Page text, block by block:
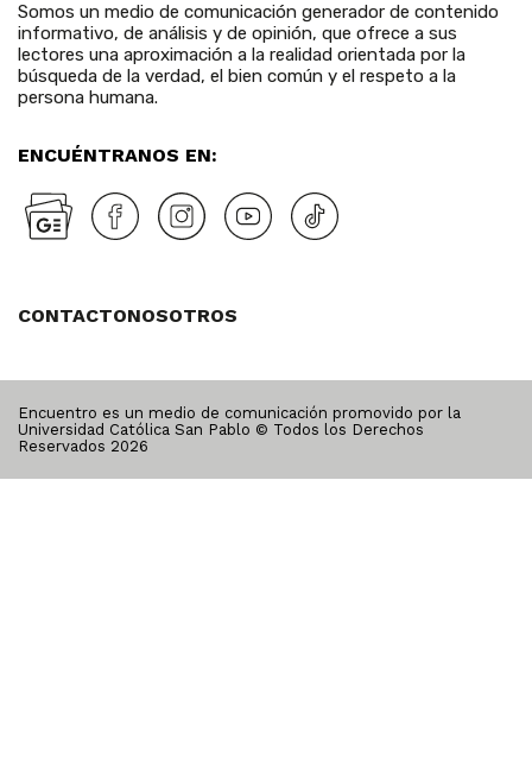
Somos un medio de comunicación generador de contenido
informativo, de análisis y de opinión, que ofrece a sus
lectores una aproximación a la realidad orientada por la
búsqueda de la verdad, el bien común y el respeto a la
persona humana.
ENCUÉNTRANOS EN:
CONTACTONOSOTROS
Encuentro es un medio de comunicación promovido por la
Universidad Católica San Pablo © Todos los Derechos
Reservados 2026